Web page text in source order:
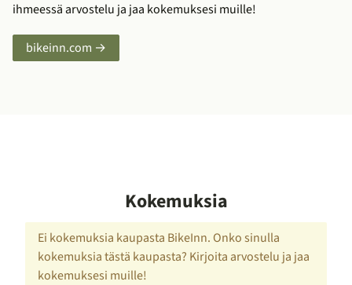
ihmeessä arvostelu ja jaa kokemuksesi muille!
bikeinn.com →
Kokemuksia
Ei kokemuksia kaupasta BikeInn. Onko sinulla
kokemuksia tästä kaupasta? Kirjoita arvostelu ja jaa
kokemuksesi muille!